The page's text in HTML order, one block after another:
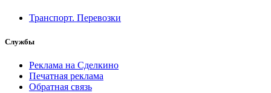
Транспорт. Перевозки
Службы
Реклама на Сделкино
Печатная реклама
Обратная связь